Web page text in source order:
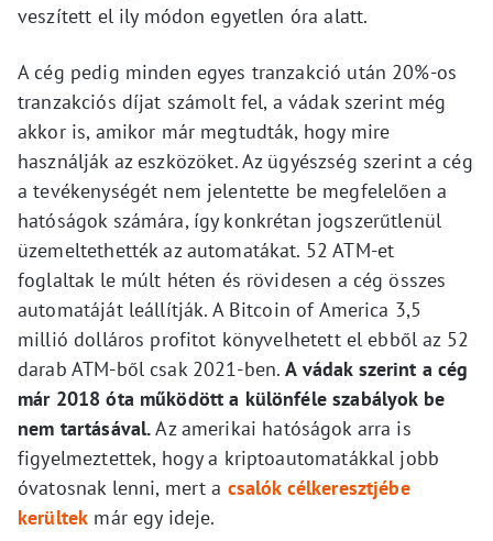
veszített el ily módon egyetlen óra alatt.
A cég pedig minden egyes tranzakció után 20%-os
tranzakciós díjat számolt fel, a vádak szerint még
akkor is, amikor már megtudták, hogy mire
használják az eszközöket. Az ügyészség szerint a cég
a tevékenységét nem jelentette be megfelelően a
hatóságok számára, így konkrétan jogszerűtlenül
üzemeltethették az automatákat. 52 ATM-et
foglaltak le múlt héten és rövidesen a cég összes
automatáját leállítják. A Bitcoin of America 3,5
millió dolláros profitot könyvelhetett el ebből az 52
darab ATM-ből csak 2021-ben.A vádak szerint a cég
már 2018 óta működött a különféle szabályok be
nem tartásával.Az amerikai hatóságok arra is
figyelmeztettek, hogy a kriptoautomatákkal jobb
óvatosnak lenni, mert a csalók célkeresztjébe
kerültek már egy ideje.